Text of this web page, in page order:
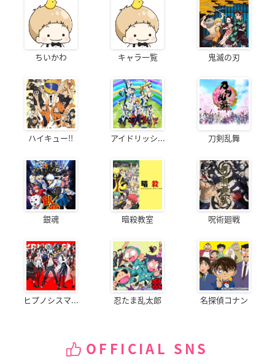
ちいかわ キャラ一覧 鬼滅の刃
ハイキュー!! アイドリッシ... 刀剣乱舞
銀魂 暗殺教室 呪術廻戦
ヒプノシスマ... 忍たま乱太郎 名探偵コナン
OFFICIAL SNS